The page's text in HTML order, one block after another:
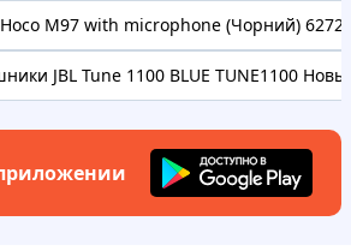
M97 with microphone (Чорний)
JBL Tune 1100 BLUE TUNE1100